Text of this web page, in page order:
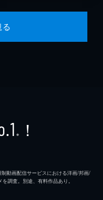
※ ！
動画配信サービスにおける洋画/邦画/
調査。別途、有料作品あり。